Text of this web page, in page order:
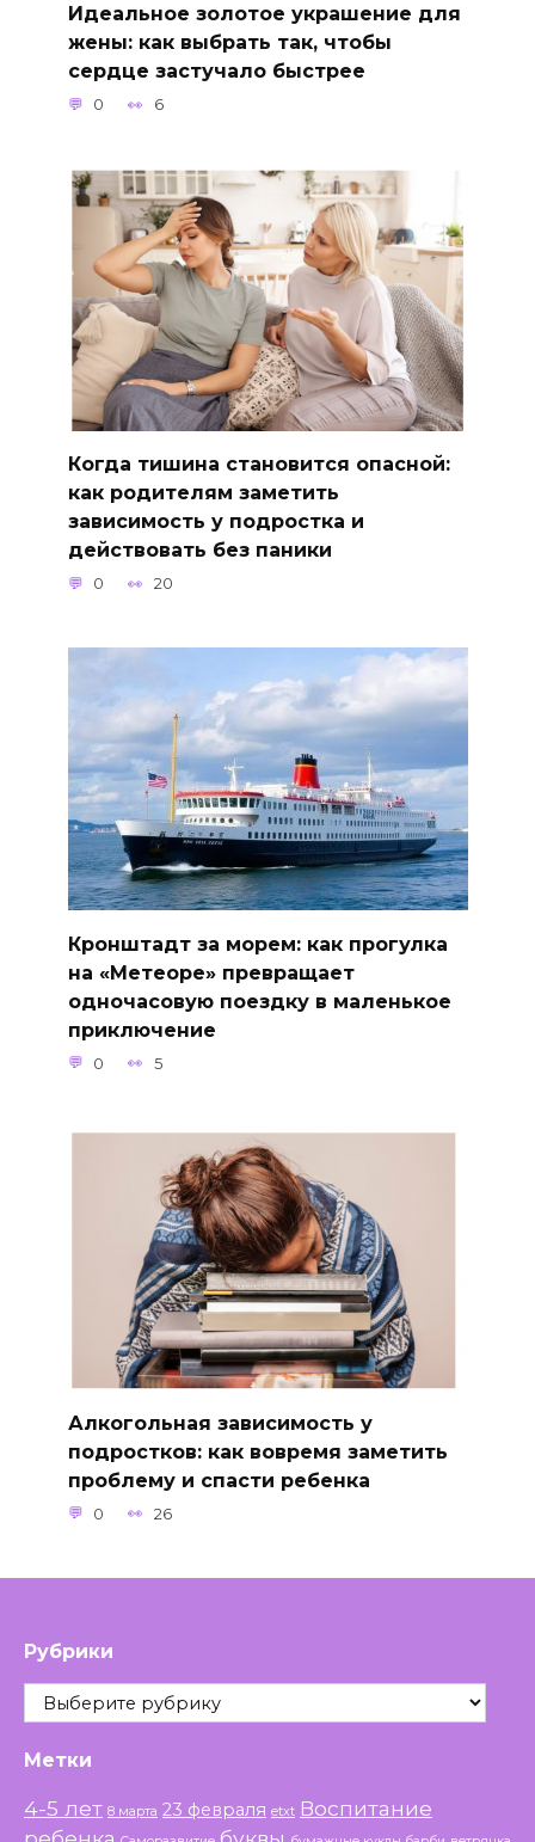
Идеальное золотое украшение для
жены: как выбрать так, чтобы
сердце застучало быстрее
0 6
Когда тишина становится опасной:
как родителям заметить
зависимость у подростка и
действовать без паники
0 20
Кронштадт за морем: как прогулка
на «Метеоре» превращает
одночасовую поездку в маленькое
приключение
0 5
Алкогольная зависимость у
подростков: как вовремя заметить
проблему и спасти ребенка
0 26
Рубрики
Рубрики
Метки
4-5 лет 8 марта 23 февраля etxt Воспитание